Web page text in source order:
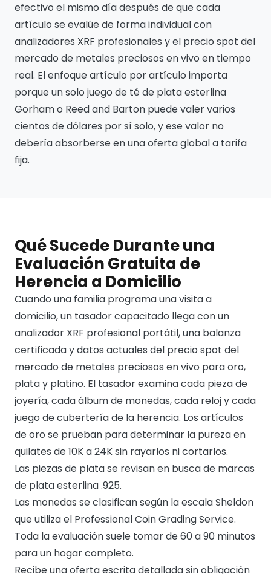
efectivo el mismo día después de que cada
artículo se evalúe de forma individual con
analizadores XRF profesionales y el precio spot del
mercado de metales preciosos en vivo en tiempo
real. El enfoque artículo por artículo importa
porque un solo juego de té de plata esterlina
Gorham o Reed and Barton puede valer varios
cientos de dólares por sí solo, y ese valor no
debería absorberse en una oferta global a tarifa
fija.
Qué Sucede Durante una
Evaluación Gratuita de
Herencia a Domicilio
Cuando una familia programa una visita a
domicilio, un tasador capacitado llega con un
analizador XRF profesional portátil, una balanza
certificada y datos actuales del precio spot del
mercado de metales preciosos en vivo para oro,
plata y platino. El tasador examina cada pieza de
joyería, cada álbum de monedas, cada reloj y cada
juego de cubertería de la herencia. Los artículos
de oro se prueban para determinar la pureza en
quilates de 10K a 24K sin rayarlos ni cortarlos.
Las piezas de plata se revisan en busca de marcas
de plata esterlina .925.
Las monedas se clasifican según la escala Sheldon
que utiliza el Professional Coin Grading Service.
Toda la evaluación suele tomar de 60 a 90 minutos
para un hogar completo.
Recibe una oferta escrita detallada sin obligación